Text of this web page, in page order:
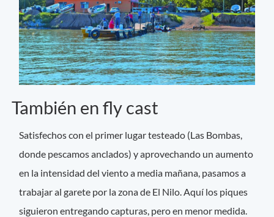
También en fly cast
Satisfechos con el primer lugar testeado (Las Bombas,
donde pescamos anclados) y aprovechando un aumento
en la intensidad del viento a media mañana, pasamos a
trabajar al garete por la zona de El Nilo. Aquí los piques
siguieron entregando capturas, pero en menor medida.